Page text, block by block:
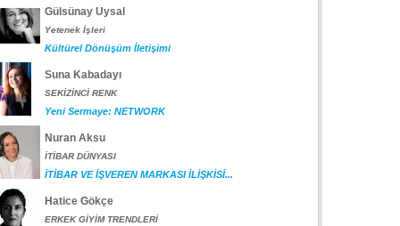
Gülsünay Uysal
Yetenek İşleri
Kültürel Dönüşüm İletişimi
Suna Kabadayı
SEKİZİNCİ RENK
Yeni Sermaye: NETWORK
Nuran Aksu
İTİBAR DÜNYASI
İTİBAR VE İŞVEREN MARKASI İLİŞKİSİ...
Hatice Gökçe
ERKEK GİYİM TRENDLERİ